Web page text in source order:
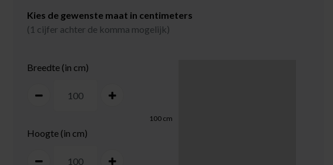
Kies de gewenste maat in centimeters
(1 cijfer achter de komma mogelijk)
Breedte (in cm)
Hoogte (in cm)
100 cm